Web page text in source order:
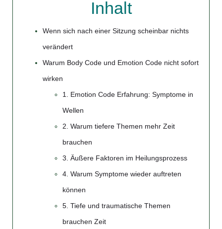
Inhalt
Wenn sich nach einer Sitzung scheinbar nichts
verändert
Warum Body Code und Emotion Code nicht sofort
wirken
1. Emotion Code Erfahrung: Symptome in
Wellen
2. Warum tiefere Themen mehr Zeit
brauchen
3. Äußere Faktoren im Heilungsprozess
4. Warum Symptome wieder auftreten
können
5. Tiefe und traumatische Themen
brauchen Zeit